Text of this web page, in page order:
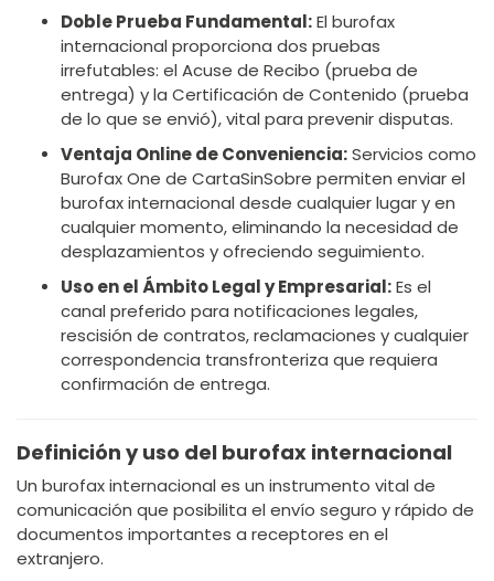
Doble Prueba Fundamental:El burofax
internacional proporciona dos pruebas
irrefutables: el Acuse de Recibo (prueba de
entrega) y la Certificación de Contenido (prueba
de lo que se envió), vital para prevenir disputas.
Ventaja Online de Conveniencia:Servicios como
Burofax One de CartaSinSobre permiten enviar el
burofax internacional desde cualquier lugar y en
cualquier momento, eliminando la necesidad de
desplazamientos y ofreciendo seguimiento.
Uso en el Ámbito Legal y Empresarial:Es el
canal preferido para notificaciones legales,
rescisión de contratos, reclamaciones y cualquier
correspondencia transfronteriza que requiera
confirmación de entrega.
Definición y uso del burofax internacional
Un burofax internacional es un instrumento vital de
comunicación que posibilita el envío seguro y rápido de
documentos importantes a receptores en el
extranjero.